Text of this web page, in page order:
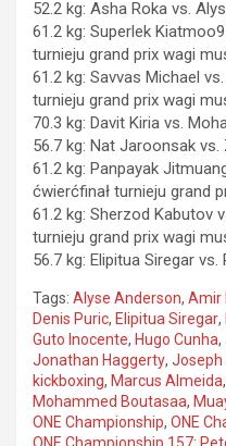
52.2 kg: Asha Roka vs.
61.2 kg: Superlek
turnieju grand prix wagi
61.2 kg: Savvas Michael
turnieju grand prix wagi
70.3 kg: Davit Kiria vs.
56.7 kg: Nat Jaroonsak vs.
61.2 kg: Panpayak
ćwierćfinał turnieju grand
61.2 kg: Sherzod Kabutov
turnieju grand prix wagi
56.7 kg: Elipitua Siregar vs.
Tags: Alyse Anderson, Amir
Denis Puric, Elipitua Siregar,
Guto Inocente, Hugo Cunha,
Jonathan Haggerty, Joseph
kickboxing, Marcus Almeida,
Mohammed Boutasaa,
ONE Championship, ONE